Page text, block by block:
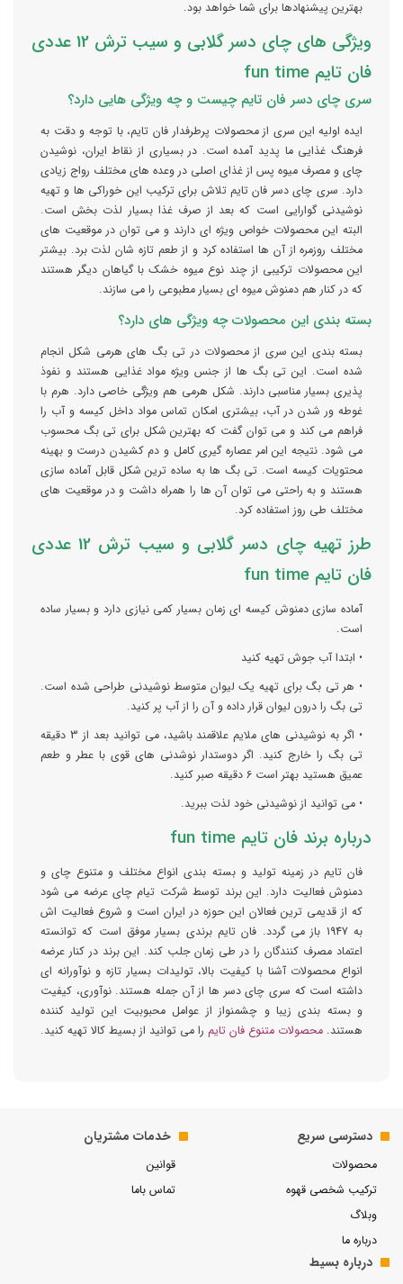
بهترین پیشنهادها برای شما خواهد بود.
ویژگی های چای دسر گلابی و سیب ترش 12 عددی
فان تایم fun time
سری چای دسر فان تایم چیست و چه ویژگی هایی دارد؟
ایده اولیه این سری از محصولات پرطرفدار فان تایم، با توجه و دقت به
فرهنگ غذایی ما پدید آمده است. در بسیاری از نقاط ایران، نوشیدن
چای و مصرف میوه پس از غذای اصلی در وعده های مختلف رواج زیادی
دارد. سری چای دسر فان تایم تلاش برای ترکیب این خوراکی ها و تهیه
نوشیدنی گوارایی است که بعد از صرف غذا بسیار لذت بخش است.
البته این محصولات خواص ویژه ای دارند و می توان در موقعیت های
مختلف روزمره از آن ها استفاده کرد و از طعم تازه شان لذت برد. بیشتر
این محصولات ترکیبی از چند نوع میوه خشک با گیاهان دیگر هستند
که در کنار هم دمنوش میوه ای بسیار مطبوعی را می سازند.
بسته بندی این محصولات چه ویژگی های دارد؟
بسته بندی این سری از محصولات در تی بگ های هرمی شکل انجام
شده است. این تی بگ ها از جنس ویژه مواد غذایی هستند و نفوذ
پذیری بسیار مناسبی دارند. شکل هرمی هم ویژگی خاصی دارد. هرم با
غوطه ور شدن در آب، بیشتری امکان تماس مواد داخل کیسه و آب را
فراهم می کند و می توان گفت که بهترین شکل برای تی بگ محسوب
می شود. نتیجه این امر عصاره گیری کامل و دم کشیدن درست و بهینه
محتویات کیسه است. تی بگ ها به ساده ترین شکل قابل آماده سازی
هستند و به راحتی می توان آن ها را همراه داشت و در موقعیت های
مختلف طی روز استفاده کرد.
طرز تهیه چای دسر گلابی و سیب ترش 12 عددی
فان تایم fun time
آماده سازی دمنوش کیسه ای زمان بسیار کمی نیازی دارد و بسیار ساده
است.
• ابتدا آب جوش تهیه کنید
• هر تی بگ برای تهیه یک لیوان متوسط نوشیدنی طراحی شده است.
تی بگ را درون لیوان قرار داده و آن را از آب پر کنید.
• اگر به نوشیدنی های ملایم علاقمند باشید، می توانید بعد از 3 دقیقه
تی بگ را خارج کنید. اگر دوستدار نوشدنی های قوی با عطر و طعم
عمیق هستید بهتر است 6 دقیقه صبر کنید.
• می توانید از نوشیدنی خود لذت ببرید.
درباره برند فان تایم fun time
فان تایم در زمینه تولید و بسته بندی انواع مختلف و متنوع چای و
دمنوش فعالیت دارد. این برند توسط شرکت تیام چای عرضه می شود
که از قدیمی ترین فعالان این حوزه در ایران است و شروع فعالیت اش
به 1947 باز می گردد. فان تایم برندی بسیار موفق است که توانسته
اعتماد مصرف کنندگان را در طی زمان جلب کند. این برند در کنار عرضه
انواع محصولات آشنا با کیفیت بالا، تولیدات بسیار تازه و نوآورانه ای
داشته است که سری چای دسر ها از آن جمله هستند. نوآوری، کیفیت
و بسته بندی زیبا و چشمنواز از عوامل محبوبیت این تولید کننده
هستند. محصولات متنوع فان تایم را می توانید از بسیط کالا تهیه کنید.
دسترسی سریع
محصولات
ترکیب شخصی قهوه
وبلاگ
درباره ما
خدمات مشتریان
قوانین
تماس باما
درباره بسیط